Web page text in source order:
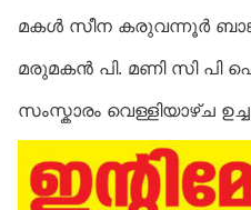
മകൾ സീന കരുവന്നൂർ ബാങ്ക്
മരുമകൻ പി. മണി സി പി
സംസ്കാരം വെള്ളിയാഴ്ച